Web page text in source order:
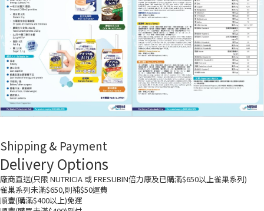
Shipping & Payment
Delivery Options
廠商直送(只限 NUTRICIA 或 FRESUBIN倍力康及已購滿$650以上雀巢系列)
雀巢系列未滿$650,則補$50運費
順豐(購滿$400以上)免運